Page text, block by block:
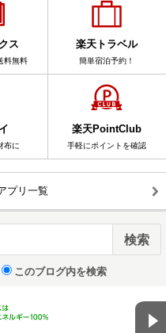
ス
料無料
楽天トラベル
簡単宿泊予約！
布に
楽天PointClub
手軽にポイントを確認
プリ一覧
このブログ内を検索